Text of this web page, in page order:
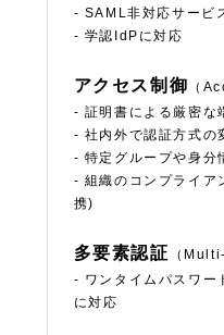
- SAML非対応サービ
- 学認IdPに対応
アクセス制御 （
- 証明書による厳密な
- 社内外で認証方式の
- 特定グループや身分
- 組織のコンプライア
携)
多要素認証
（
- ワンタイムパスワ
に対応